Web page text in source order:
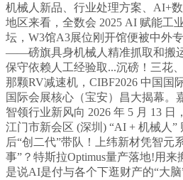
机械人新品、行业处理方案、AI+
地区来看，全数会 2025 AI 赋能工
坛，W3馆A3展位刚开馆便被中外
——磅旗具身机械人精准抓取和搬
保守依赖人工经验取...沉磅！三花
那颗RV减速机，CIBF2026 中国国
国际会展核心（宝安）昌大揭幕。
智领行业新风向 2026 年 5 月 13 日
江门市新会区 (深圳) “AI + 机械人”
后“创二代”带队！上纬新材凭智元
事”？特斯拉Optimus量产落地!用
是说AI是付与各个下逛财产的“大